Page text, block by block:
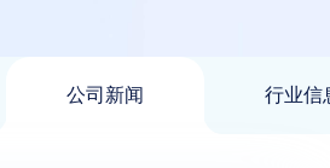
公司新闻 行业信